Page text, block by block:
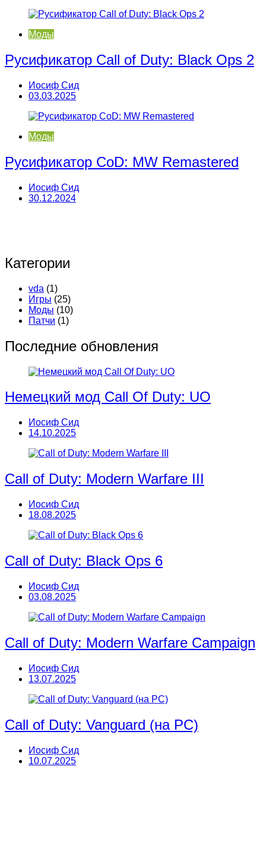
Моды
Русификатор Call of Duty: Black Ops 2
Иосиф Сид
03.03.2025
Моды
Русификатор CoD: MW Remastered
Иосиф Сид
30.12.2024
Категории
vda (1)
Игры (25)
Моды (10)
Патчи (1)
Последние обновления
Немецкий мод Call Of Duty: UO
Иосиф Сид
14.10.2025
Call of Duty: Modern Warfare III
Иосиф Сид
18.08.2025
Call of Duty: Black Ops 6
Иосиф Сид
03.08.2025
Call of Duty: Modern Warfare Campaign
Иосиф Сид
13.07.2025
Call of Duty: Vanguard (на PC)
Иосиф Сид
10.07.2025